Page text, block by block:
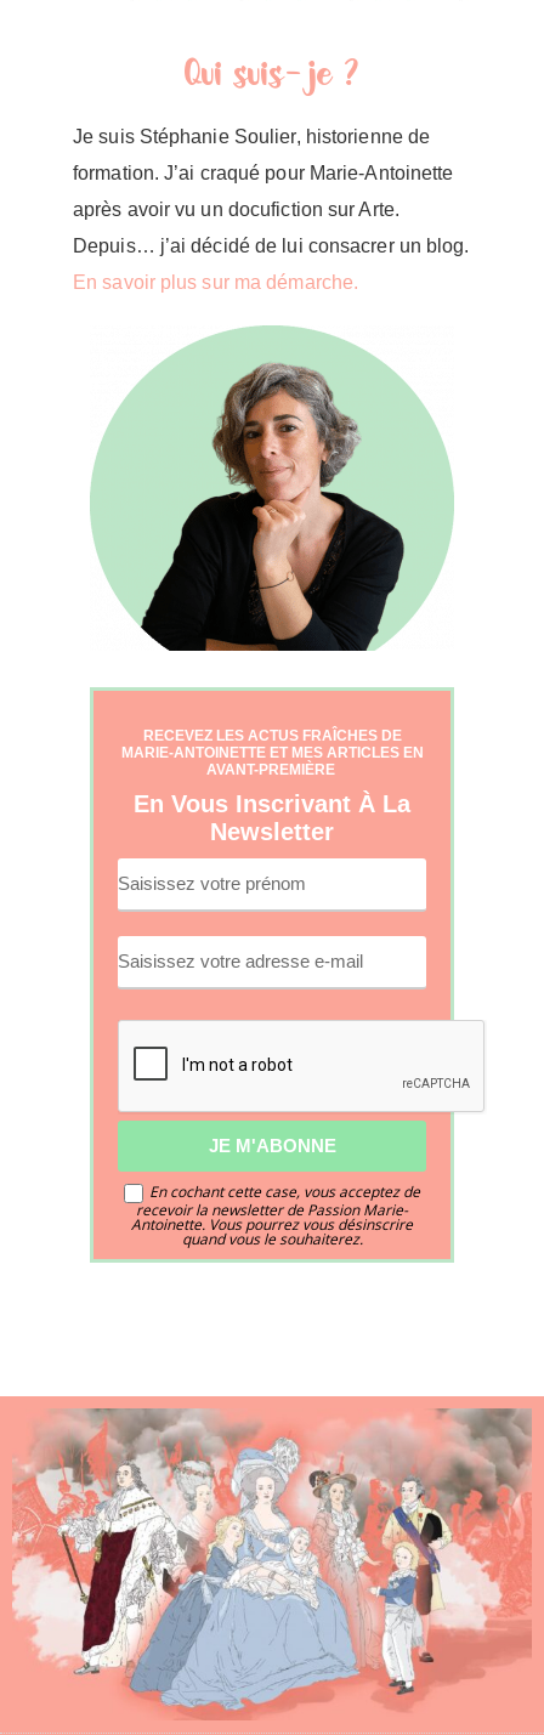
Qui suis-je ?
Je suis Stéphanie Soulier, historienne de
formation. J’ai craqué pour Marie-Antoinette
après avoir vu un docufiction sur Arte.
Depuis… j’ai décidé de lui consacrer un blog.
En savoir plus sur ma démarche.
RECEVEZ LES ACTUS FRAÎCHES DE
MARIE-ANTOINETTE ET MES ARTICLES EN
AVANT-PREMIÈRE
En Vous Inscrivant À La
Newsletter
En cochant cette case, vous acceptez de
recevoir la newsletter de Passion Marie-
Antoinette. Vous pourrez vous désinscrire
quand vous le souhaiterez.